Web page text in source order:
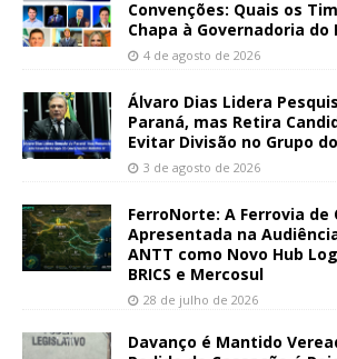
Convenções: Quais os
Chapa à Governadoria do
4 de agosto de 2026
Álvaro Dias Lidera
Paraná, mas Retira
Evitar Divisão no Grupo
3 de agosto de 2026
FerroNorte: A Ferrovia de
Apresentada na
ANTT como Novo Hub
BRICS e Mercosul
28 de julho de 2026
Davanço é Mantido